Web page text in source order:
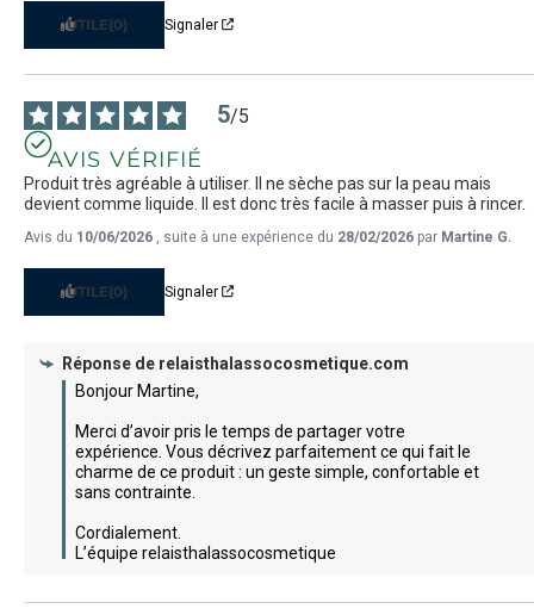
UTILE(0) Signaler
5/5
AVIS VÉRIFIÉ
Produit très agréable à utiliser. Il ne sèche pas sur la peau mais
devient comme liquide. Il est donc très facile à masser puis à rincer.
Avis du 10/06/2026 , suite à une expérience du 28/02/2026 par Martine G.
UTILE(0) Signaler
Réponse de relaisthalassocosmetique.com
Bonjour Martine,
Merci d’avoir pris le temps de partager votre
expérience. Vous décrivez parfaitement ce qui fait le
charme de ce produit : un geste simple, confortable et
sans contrainte.
Cordialement.
L’équipe relaisthalassocosmetique